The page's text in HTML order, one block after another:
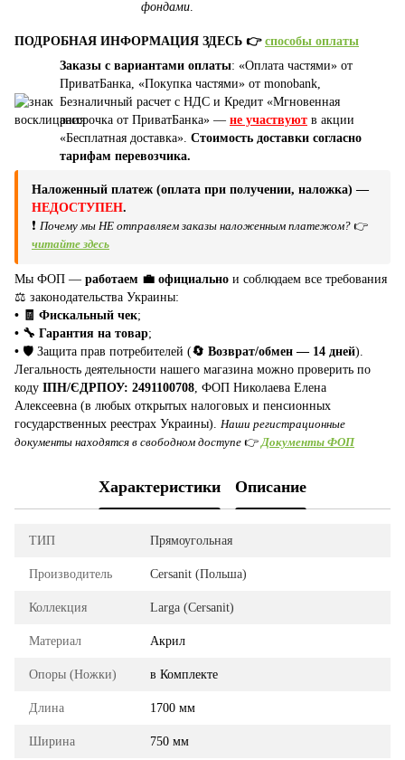
фондами
ПОДРОБНАЯ ИНФОРМАЦИЯ ЗДЕСЬ 👉 способы оплаты
Заказы с вариантами оплаты: «Оплата частями» от
ПриватБанка, «Покупка частями» от monobank,
Безналичный расчет с НДС и Кредит «Мгновенная
рассрочка от ПриватБанка» — не участвуют в акции
«Бесплатная доставка». Стоимость доставки согласно
тарифам перевозчика.
Наложенный платеж (оплата при получении, наложка) —
НЕДОСТУПЕН.
❗ Почему мы НЕ отправляем заказы наложенным платежом? 👉
читайте здесь
Мы ФОП — работаем 💼 официально и соблюдаем все требования
⚖️ законодательства Украины:
• 🧾 Фискальный чек;
• 🔧 Гарантия на товар;
• 🛡️ Защита прав потребителей (🔄 Возврат/обмен — 14 дней).
Легальность деятельности нашего магазина можно проверить по
коду ІПН/ЄДРПОУ: 2491100708 , ФОП Николаева Елена
Алексеевна (в любых открытых налоговых и пенсионных
государственных реестрах Украины). Наши регистрационные
документы находятся в свободном доступе 👉 Документы ФОП
Характеристики Описание
ТИП Прямоугольная
Производитель Cersanit (Польша)
Коллекция Larga (Cersanit)
Материал Акрил
Опоры (Ножки) в Комплекте
Длина 1700 мм
Ширина 750 мм